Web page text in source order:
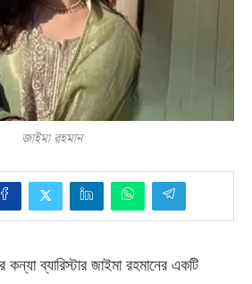
জাইমা রহমান
কন্যা ব্যারিস্টার জাইমা রহমানের একটি